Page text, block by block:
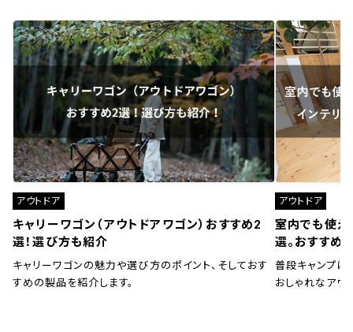
アウトドア
キャリーワゴン（アウトドアワゴン）おすすめ2
選！選び方も紹介
キャリーワゴンの魅力や選び方のポイント、そしておす
すめの製品を紹介します。
アウトドア
室内でも使え
選。おすすめ
普段キャンプに
おしゃれなアウ